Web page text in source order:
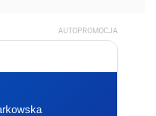
AUTOPROMOCJA